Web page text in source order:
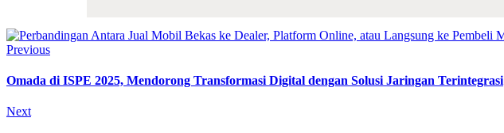
Previous
Omada di ISPE 2025, Mendorong Transformasi Digital dengan Solusi Jaringan Terintegrasi
Next